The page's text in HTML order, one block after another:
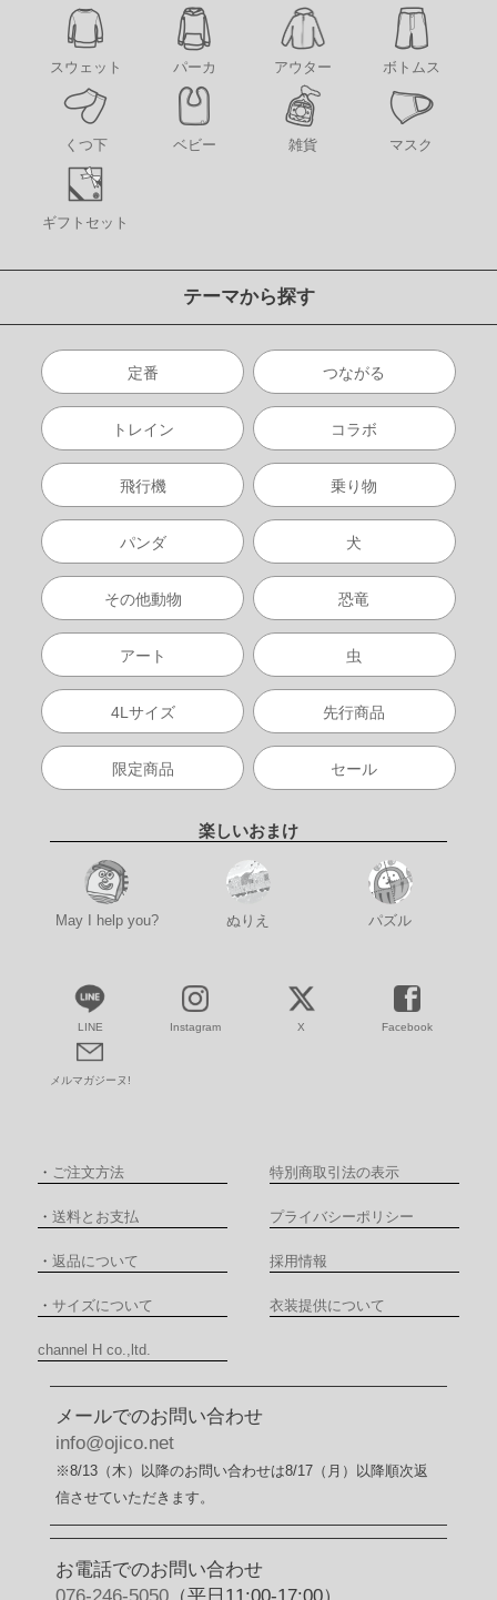
スウェット パーカ アウター ボトムス
くつ下 ベビー 雑貨 マスク
ギフトセット
テーマから探す
定番 つながる
トレイン コラボ
飛行機 乗り物
パンダ 犬
その他動物 恐竜
アート 虫
4Lサイズ 先行商品
限定商品 セール
楽しいおまけ
May I help you? ぬりえ パズル
LINE Instagram X Facebook
メルマガジーヌ!
・ ご注文方法 特別商取引法の表示
・ 送料とお支払 プライバシーポリシー
・ 返品について 採用情報
・ サイズについて 衣装提供について
channel H co.,ltd.
メールでのお問い合わせ
info@ojico.net
※8/13（木）以降のお問い合わせは8/17（月）以降順次返
信させていただきます。
お電話でのお問い合わせ
076-246-5050 （平日11:00-17:00）